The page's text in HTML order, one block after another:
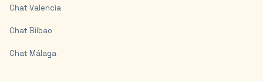
Chat Valencia
Chat Bilbao
Chat Málaga